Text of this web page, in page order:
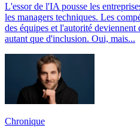
L'essor de l'IA pousse les
les managers techniques. Les
des équipes et l'autorité deviennent
autant que d'inclusion. Oui, mais...
Chronique